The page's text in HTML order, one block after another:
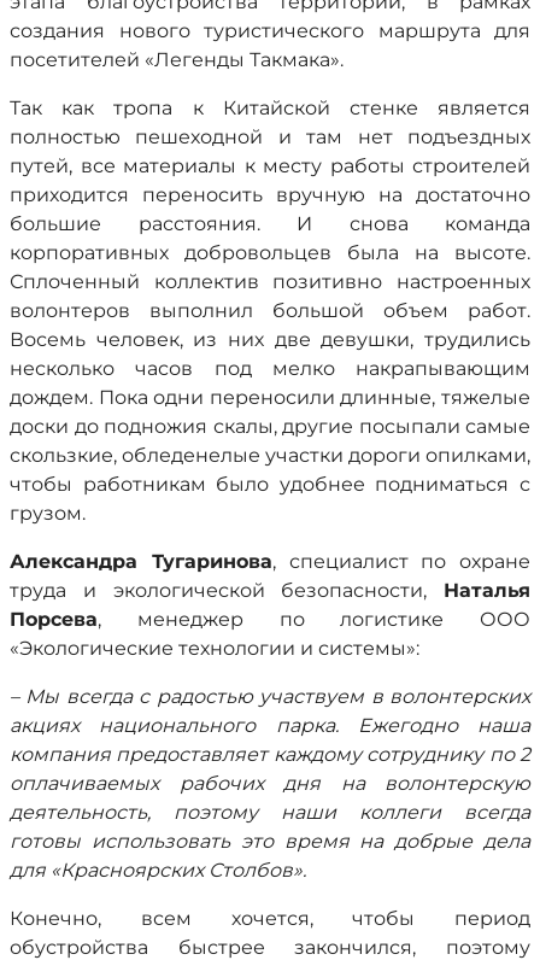
создания нового туристического маршрута для
посетителей «Легенды Такмака».
Так как тропа к Китайской стенке является
полностью пешеходной и там нет подъездных
путей, все материалы к месту работы строителей
приходится переносить вручную на достаточно
большие расстояния. И снова команда
корпоративных добровольцев была на высоте.
Сплоченный коллектив позитивно настроенных
волонтеров выполнил большой объем работ.
Восемь человек, из них две девушки, трудились
несколько часов под мелко накрапывающим
дождем. Пока одни переносили длинные, тяжелые
доски до подножия скалы, другие посыпали самые
скользкие, обледенелые участки дороги опилками,
чтобы работникам было удобнее подниматься с
грузом.
Александра Тугаринова, специалист по охране
труда и экологической безопасности, Наталья
Порсева, менеджер по логистике ООО
«Экологические технологии и системы»:
– Мы всегда с радостью участвуем в волонтерских
акциях национального парка. Ежегодно наша
компания предоставляет каждому сотруднику по 2
оплачиваемых рабочих дня на волонтерскую
деятельность, поэтому наши коллеги всегда
готовы использовать это время на добрые дела
для «Красноярских Столбов».
Конечно, всем хочется, чтобы период
обустройства быстрее закончился, поэтому